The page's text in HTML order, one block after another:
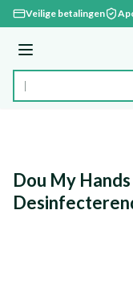
Ga naar de inhoud
Veilige betalingen
Menu
Product, merk,
Dou My